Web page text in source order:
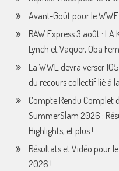
Avant-Goût pour le
RAW Express 3 août :
Lynch et Vaquer, Oba
La WWE devra verser
du recours collectif lié à
Compte Rendu Complet
SummerSlam 2026 :
Highlights, et plus !
Résultats et Vidéo pour
2026 !